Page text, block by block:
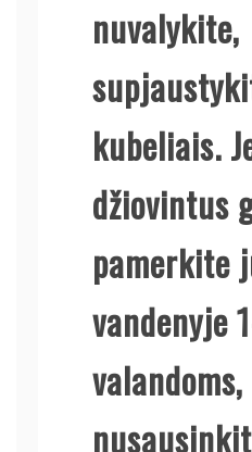
nuvalykite,
kubeliais.
džiovintus
pamerkite
vandenyje